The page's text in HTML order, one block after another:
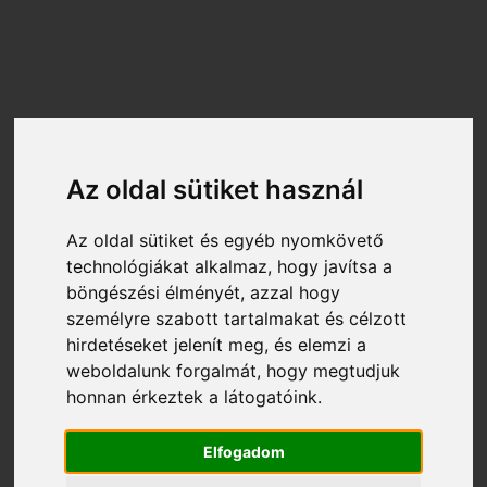
Az oldal sütiket használ
Az oldal sütiket és egyéb nyomkövető
technológiákat alkalmaz, hogy javítsa a
böngészési élményét, azzal hogy
személyre szabott tartalmakat és célzott
hirdetéseket jelenít meg, és elemzi a
weboldalunk forgalmát, hogy megtudjuk
honnan érkeztek a látogatóink.
Elfogadom
EGY ÚJABB „FITNESS BOLOND”
Én személy szerint nagyon ódzkodom a
sztereotípiáktól, ezért is bosszant, amikor
irigykedő és rosszalló megjegyzéseket
kapok arra vonatkozóan, ahogyan én a
sporthoz viszonyulok. Leginkább az dühít,
mikor azt hallom, hogy „igen nagyon